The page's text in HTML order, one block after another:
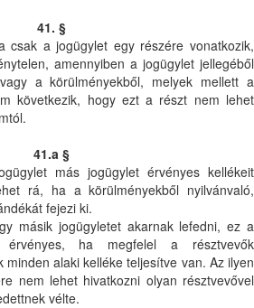
41. §
csak a jogügylet egy részére vonatkozik,
amennyiben a jogügylet jellegéből
a körülményekből, melyek mellett a
következik, hogy ezt a részt nem lehet
41.a §
más jogügylet érvényes kellékeit
rá, ha a körülményekből nyilvánvaló,
fejezi ki.
másik jogügyletet akarnak lefedni, ez a
ha megfelel a résztvevők
alaki kelléke teljesítve van. Az ilyen
nem lehet hivatkozni olyan résztvevővel
vélte.